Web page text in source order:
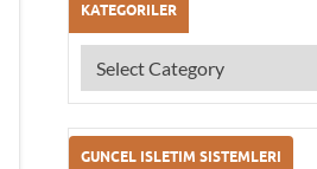
KATEGORILER
GUNCEL ISLETIM SISTEMLERI